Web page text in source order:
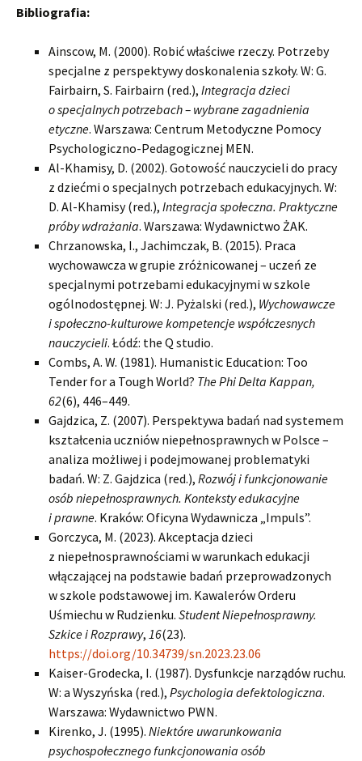
Bibliografia:
Ainscow, M. (2000). Robić właściwe rzeczy. Potrzeby
specjalne z perspektywy doskonalenia szkoły. W: G.
Fairbairn, S. Fairbairn (red.), Integracja dzieci
o specjalnych potrzebach – wybrane zagadnienia
etyczne. Warszawa: Centrum Metodyczne Pomocy
Psychologiczno-Pedagogicznej MEN.
Al-Khamisy, D. (2002). Gotowość nauczycieli do pracy
z dziećmi o specjalnych potrzebach edukacyjnych. W:
D. Al-Khamisy (red.), Integracja społeczna. Praktyczne
próby wdrażania. Warszawa: Wydawnictwo ŻAK.
Chrzanowska, I., Jachimczak, B. (2015). Praca
wychowawcza w grupie zróżnicowanej – uczeń ze
specjalnymi potrzebami edukacyjnymi w szkole
ogólnodostępnej. W: J. Pyżalski (red.), Wychowawcze
i społeczno-kulturowe kompetencje współczesnych
nauczycieli. Łódź: the Q studio.
Combs, A. W. (1981). Humanistic Education: Too
Tender for a Tough World? The Phi Delta Kappan,
62(6), 446–449.
Gajdzica, Z. (2007). Perspektywa badań nad systemem
kształcenia uczniów niepełnosprawnych w Polsce –
analiza możliwej i podejmowanej problematyki
badań. W: Z. Gajdzica (red.), Rozwój i funkcjonowanie
osób niepełnosprawnych. Konteksty edukacyjne
i prawne. Kraków: Oficyna Wydawnicza „Impuls”.
Gorczyca, M. (2023). Akceptacja dzieci
z niepełnosprawnościami w warunkach edukacji
włączającej na podstawie badań przeprowadzonych
w szkole podstawowej im. Kawalerów Orderu
Uśmiechu w Rudzienku. Student Niepełnosprawny.
Szkice i Rozprawy, 16(23).
https://doi.org/10.34739/sn.2023.23.06
Kaiser-Grodecka, I. (1987). Dysfunkcje narządów ruchu.
W: a Wyszyńska (red.), Psychologia defektologiczna.
Warszawa: Wydawnictwo PWN.
Kirenko, J. (1995). Niektóre uwarunkowania
psychospołecznegofunkcjonowania osób